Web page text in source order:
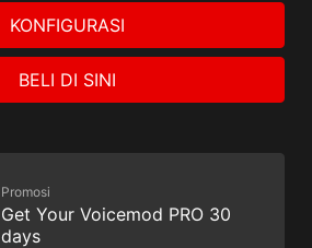
KONFIGURASI
BELI DI SINI
Promosi
Get Your Voicemod PRO 30
days